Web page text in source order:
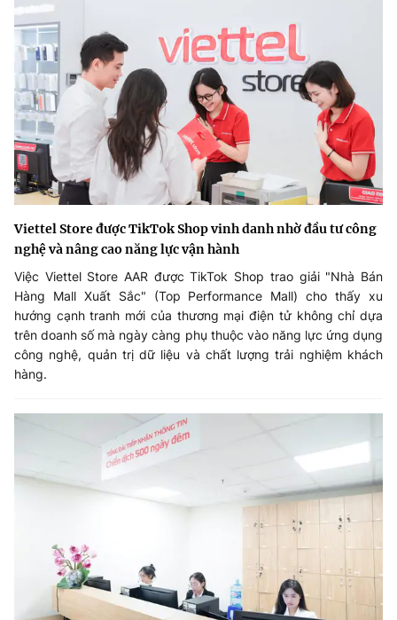
Viettel Store được TikTok Shop vinh danh nhờ đầu tư công
nghệ và nâng cao năng lực vận hành
Việc Viettel Store AAR được TikTok Shop trao giải "Nhà Bán
Hàng Mall Xuất Sắc" (Top Performance Mall) cho thấy xu
hướng cạnh tranh mới của thương mại điện tử không chỉ dựa
trên doanh số mà ngày càng phụ thuộc vào năng lực ứng dụng
công nghệ, quản trị dữ liệu và chất lượng trải nghiệm khách
hàng.